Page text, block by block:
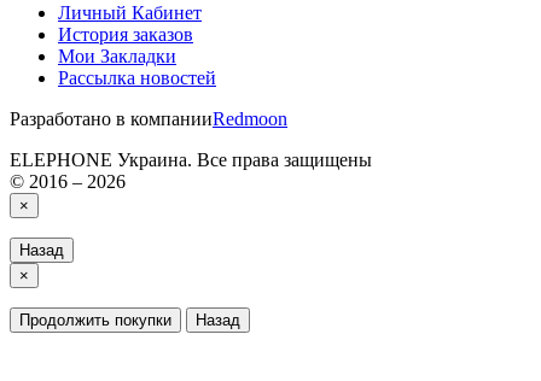
Личный Кабинет
История заказов
Мои Закладки
Рассылка новостей
Разработано в компанииRedmoon
ELEPHONE Украина. Все права защищены
© 2016 – 2026
×
Назад
×
Продолжить покупки Назад